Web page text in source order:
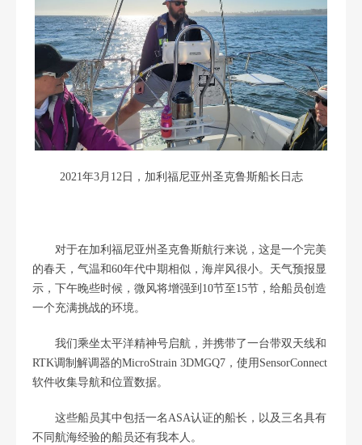
2021年3月12日，加利福尼亚州圣克鲁斯船长日志
对于在加利福尼亚州圣克鲁斯航行来说，这是一个完美
的春天，气温和60年代中期相似，海岸风很小。天气预报显
示，下午晚些时候，微风将增强到10节至15节，给船员创造
一个充满挑战的环境。
我们乘坐太平洋精神号启航，并携带了一台带双天线和
RTK调制解调器的MicroStrain 3DMGQ7，使用SensorConnect
软件收集导航和位置数据。
这些船员其中包括一名ASA认证的船长，以及三名具有
不同航海经验的船员还有我本人。